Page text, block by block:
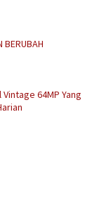
BERUBAH
64MP Yang